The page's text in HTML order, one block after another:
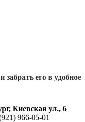
его в удобное
Киевская ул., 6
966-05-01